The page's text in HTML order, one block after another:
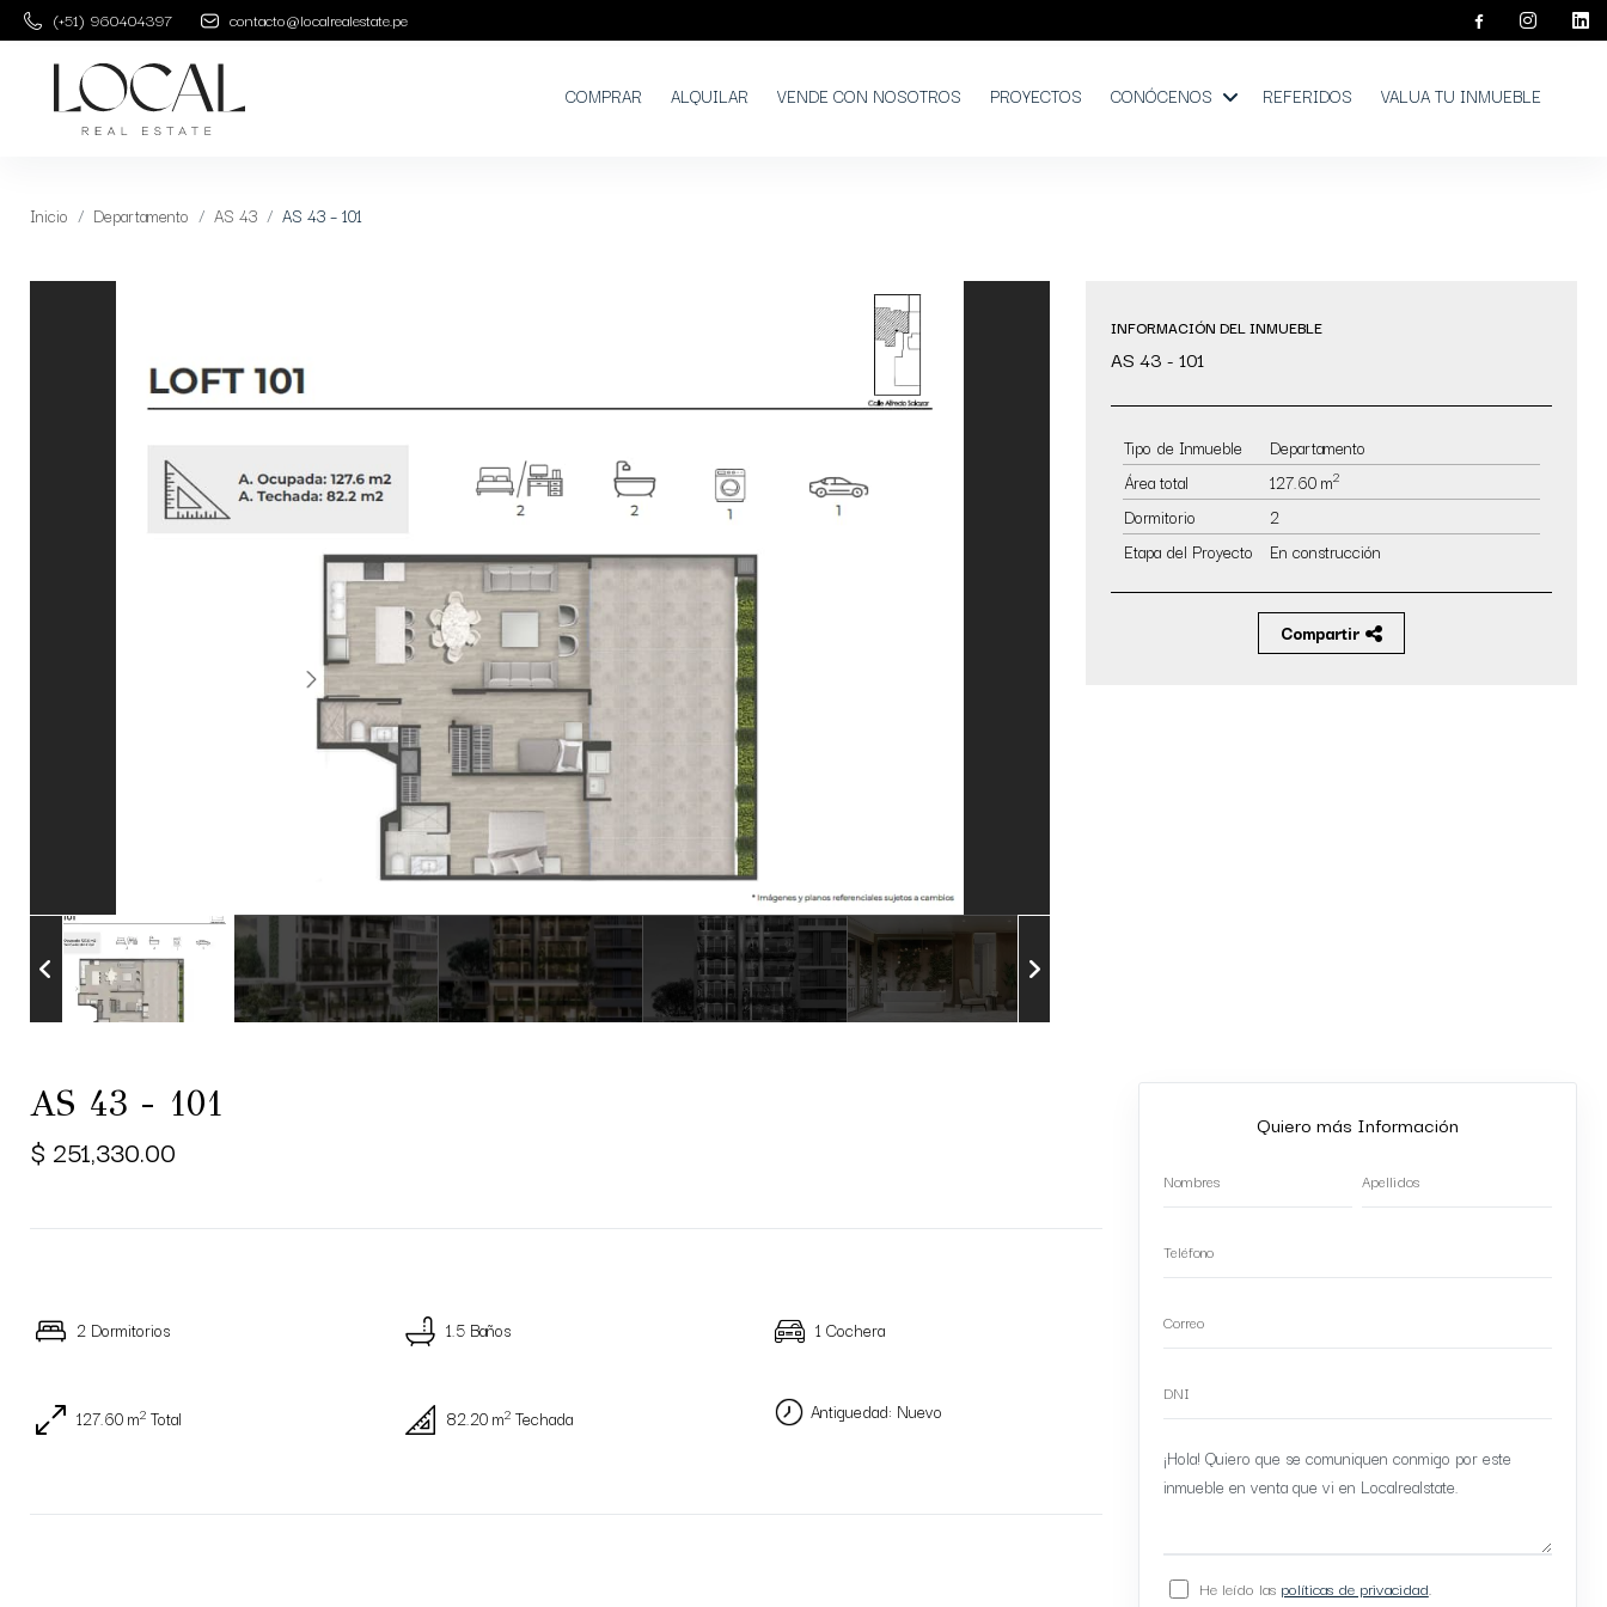
(+51) 960404397 contacto@localrealestate.pe
COMPRAR ALQUILAR VENDE CON NOSOTROS PROYECTOS CONÓCENOS REFERIDOS VALUA TU INMUEBLE
Inicio Departamento AS 43 AS 43 – 101
INFORMACIÓN DEL INMUEBLE
AS 43 - 101
Tipo de Inmueble
Departamento
Área total
127.60 m2
Dormitorio
2
Etapa del Proyecto
En construcción
Compartir
AS 43 - 101
$ 251,330.00
2 Dormitorios 1.5 Baños 1 Cochera
127.60 m2 Total 82.20 m2Techada Antiguedad: Nuevo
Quiero más Información
He leído las políticas de privacidad.